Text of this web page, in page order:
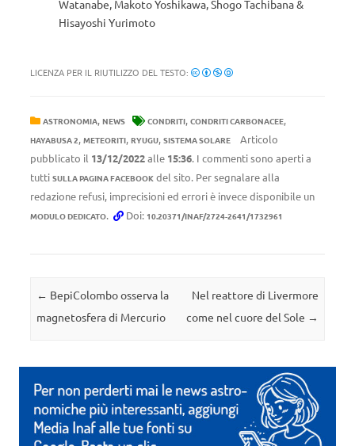
Watanabe, Makoto Yoshikawa, Shogo Tachibana &
Hisayoshi Yurimoto
LICENZA PER IL RIUTILIZZO DEL TESTO:
ASTRONOMIA, NEWS CONDRITI, CONDRITI CARBONACEE,
HAYABUSA 2, METEORITI, RYUGU, SISTEMA SOLARE
Articolo
pubblicato il 13/12/2022alle 15:36. I commenti sono aperti a
tutti SULLA PAGINA FACEBOOK del sito. Per segnalare alla
redazione refusi, imprecisioni ed errori è invece disponibile un
MODULO DEDICATO. Doi: 10.20371/INAF/2724-2641/1732961
Navigazione articolo
← BepiColombo osserva la
magnetosfera di Mercurio
Nel reattore di Livermore
come nel cuore del Sole →